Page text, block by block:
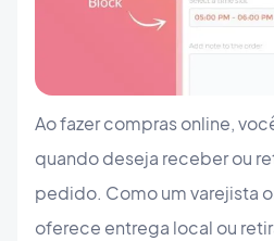
Ao fazer compras online,
quando deseja receber ou
pedido. Como um varejista
oferece entrega local ou